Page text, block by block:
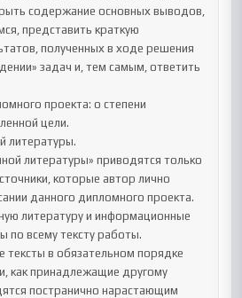
содержание основных выводов,
представить краткую
полученных в ходе решения
задач и, тем самым, ответить
проекта: о степени
цели.
литературы.
литературы» приводятся только
которые автор лично
данного дипломного проекта.
литературу и информационные
по всему тексту работы.
тексты в обязательном порядке
как принадлежащие другому
постранично нарастающим